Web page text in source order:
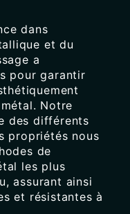
dans
et du
a
pour garantir
Notre
des différents
propriétés nous
de
les plus
assurant ainsi
et résistantes à